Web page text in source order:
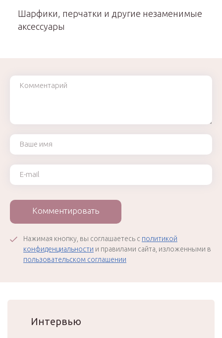
Шарфики, перчатки и другие незаменимые
аксессуары
Комментарий
Ваше имя
Ваш e-mail
Комментировать
Нажимая кнопку, вы соглашаетесь с политикой
конфиденциальности и правилами сайта, изложенными в
пользовательском соглашении
Интервью